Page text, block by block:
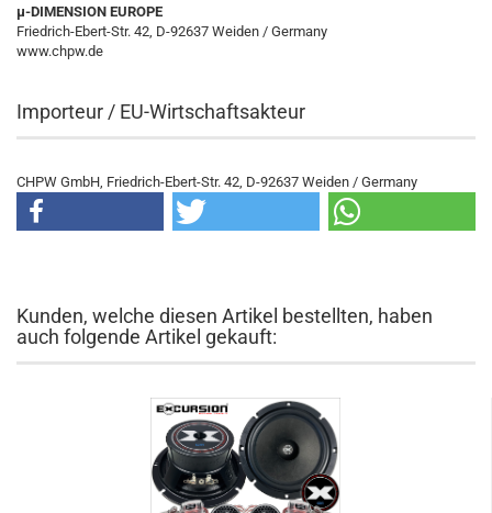
µ-DIMENSION EUROPE
Friedrich-Ebert-Str. 42, D-92637 Weiden / Germany
www.chpw.de
Importeur / EU-Wirtschaftsakteur
CHPW GmbH, Friedrich-Ebert-Str. 42, D-92637 Weiden / Germany
Kunden, welche diesen Artikel bestellten, haben
auch folgende Artikel gekauft: